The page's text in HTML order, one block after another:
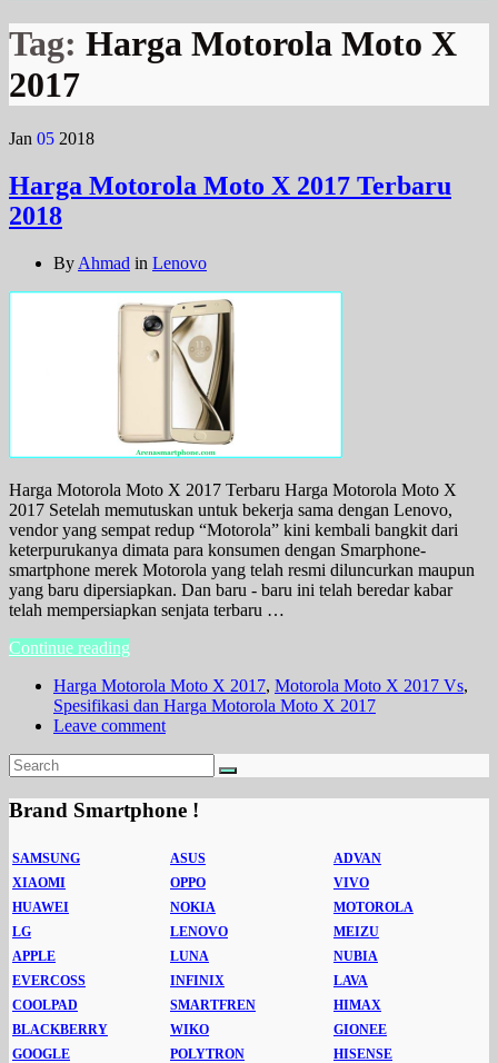
Tag: Harga Motorola Moto X
2017
Jan 05 2018
Harga Motorola Moto X 2017 Terbaru
2018
By Ahmad in Lenovo
Harga Motorola Moto X 2017 Terbaru Harga Motorola Moto X
2017 Setelah memutuskan untuk bekerja sama dengan Lenovo,
vendor yang sempat redup “Motorola” kini kembali bangkit dari
keterpurukanya dimata para konsumen dengan Smarphone-
smartphone merek Motorola yang telah resmi diluncurkan maupun
yang baru dipersiapkan. Dan baru - baru ini telah beredar kabar
telah mempersiapkan senjata terbaru …
Continue reading
Harga Motorola Moto X 2017, Motorola Moto X 2017 Vs,
Spesifikasi dan Harga Motorola Moto X 2017
Leave comment
Brand Smartphone !
SAMSUNG ASUS
ADVAN
XIAOMI
OPPO
VIVO
HUAWEI
NOKIA
MOTOROLA
LG
LENOVO
MEIZU
APPLE
LUNA
NUBIA
EVERCOSS
INFINIX
LAVA
COOLPAD
SMARTFREN
HIMAX
BLACKBERRY
WIKO
GIONEE
GOOGLE
POLYTRON
HISENSE